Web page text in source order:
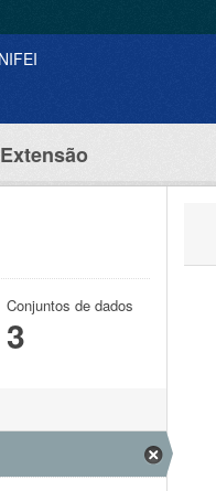
Extensão
Conjuntos de dados
3